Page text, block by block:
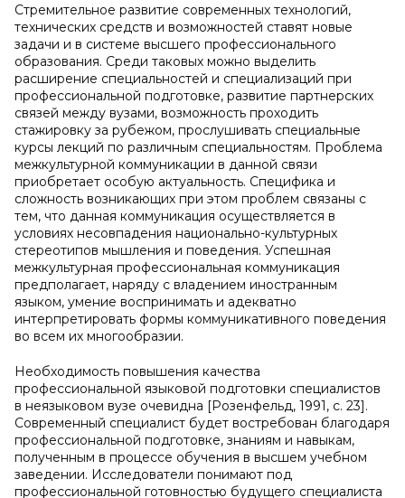
Стремительное развитие современных технологий,
технических средств и возможностей ставят новые
задачи и в системе высшего профессионального
образования. Среди таковых можно выделить
расширение специальностей и специализаций при
профессиональной подготовке, развитие партнерских
связей между вузами, возможность проходить
стажировку за рубежом, прослушивать специальные
курсы лекций по различным специальностям. Проблема
межкультурной коммуникации в данной связи
приобретает особую актуальность. Специфика и
сложность возникающих при этом проблем связаны с
тем, что данная коммуникация осуществляется в
условиях несовпадения национально-культурных
стереотипов мышления и поведения. Успешная
межкультурная профессиональная коммуникация
предполагает, наряду с владением иностранным
языком, умение воспринимать и адекватно
интерпретировать формы коммуникативного поведения
во всем их многообразии.
Необходимость повышения качества
профессиональной языковой подготовки специалистов
в неязыковом вузе очевидна [Розенфельд, 1991, с. 23].
Современный специалист будет востребован благодаря
профессиональной подготовке, знаниям и навыкам,
полученным в процессе обучения в высшем учебном
заведении. Исследователи понимают под
профессиональной готовностью будущего специалиста